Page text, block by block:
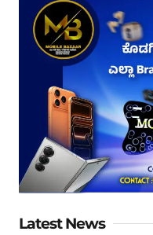
Latest News